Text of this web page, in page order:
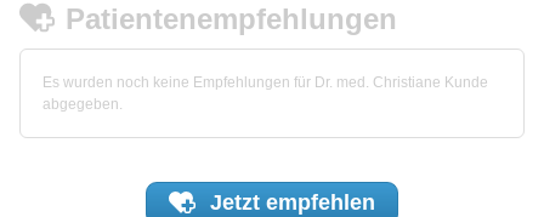
Patientenempfehlungen
Es wurden noch keine Empfehlungen für Dr. med. Christiane Kunde
abgegeben.
Jetzt empfehlen